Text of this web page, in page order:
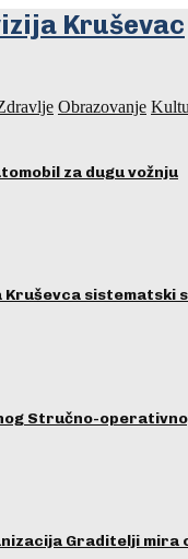
Obrazovanje
za dugu vožnju
Kruševca sistematski
Stručno-
Graditelji mira